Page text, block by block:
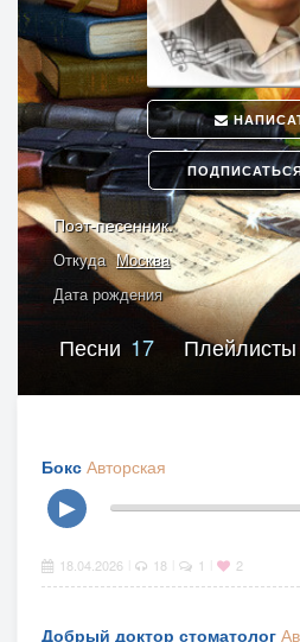
Поэт-песенник.
Откуда Москва
Дата рождения
Песни 17 Плейлисты
Бокс Авторская
▶
18.04.2026 18 1 2
Добрый доктор стоматолог